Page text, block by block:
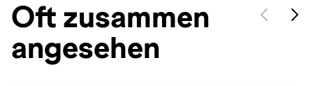
Oft zusammen
angesehen